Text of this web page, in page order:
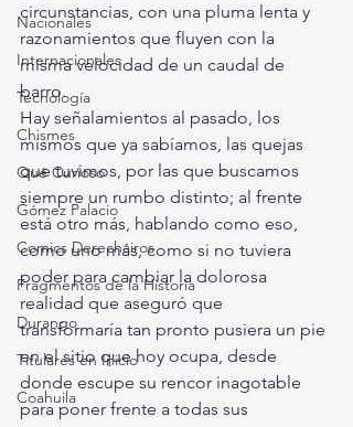
Nacionales
Internacionales
Tecnología
Chismes
Qué Curioso
Gómez Palacio
Comics Derechairos
Fragmentos de la Historia
Durango
Titulares en Inicio
Coahuila
circunstancias, con una pluma lenta y
razonamientos que fluyen con la
misma velocidad de un caudal de
barro.
Hay señalamientos al pasado, los
mismos que ya sabíamos, las quejas
que tuvimos, por las que buscamos
siempre un rumbo distinto; al frente
está otro más, hablando como eso,
como uno más, como si no tuviera
poder para cambiar la dolorosa
realidad que aseguró que
transformaría tan pronto pusiera un pie
en el sitio que hoy ocupa, desde
donde escupe su rencor inagotable
para poner frente a todas sus